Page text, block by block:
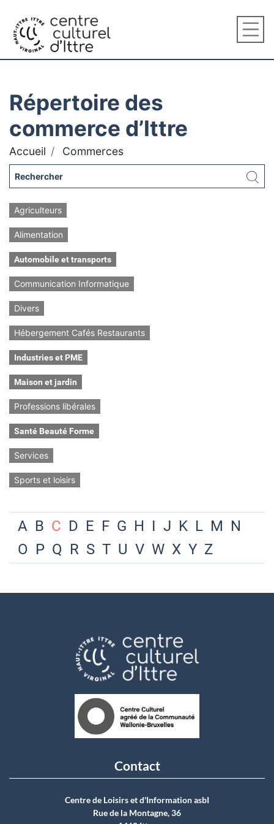
Répertoire des
commerce d’Ittre
Accueil Commerces
Agriculteurs
Alimentation
Automobile et transports
Communication Informatique
Divers
Hébergement Cafés Restaurants
Industries et PME
Maison et jardin
Professions libérales
Santé Beauté Forme
Services
Sports et loisirs
A B C D E F G H I J K L M N
O P Q R S T U V W X Y Z
Contact
Centre de Loisirs et d'Information asbI
Rue de la Montagne, 36